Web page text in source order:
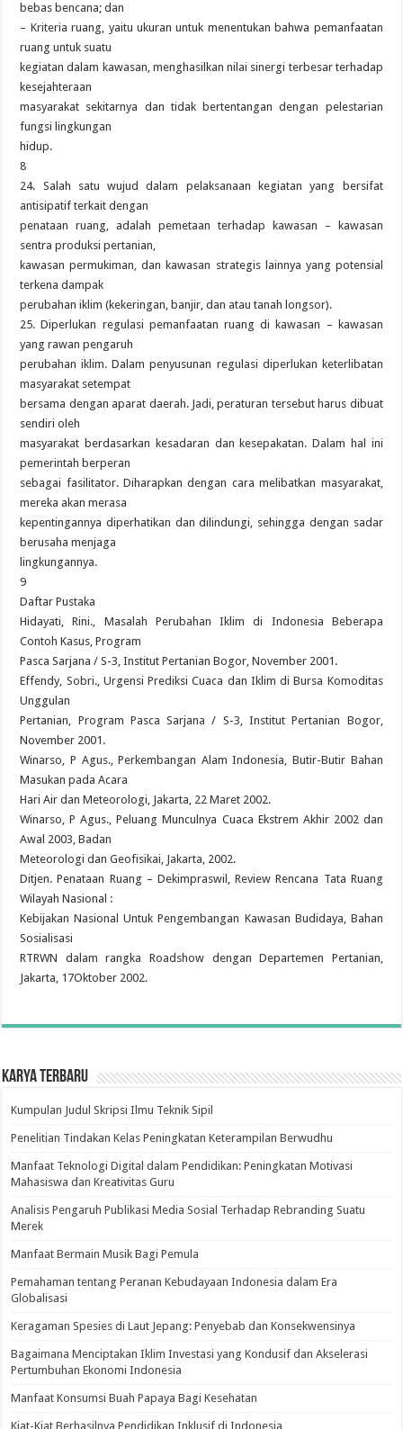
bebas bencana; dan
– Kriteria ruang, yaitu ukuran untuk menentukan bahwa pemanfaatan
ruang untuk suatu
kegiatan dalam kawasan, menghasilkan nilai sinergi terbesar terhadap
kesejahteraan
masyarakat sekitarnya dan tidak bertentangan dengan pelestarian
fungsi lingkungan
hidup.
8
24. Salah satu wujud dalam pelaksanaan kegiatan yang bersifat
antisipatif terkait dengan
penataan ruang, adalah pemetaan terhadap kawasan – kawasan
sentra produksi pertanian,
kawasan permukiman, dan kawasan strategis lainnya yang potensial
terkena dampak
perubahan iklim (kekeringan, banjir, dan atau tanah longsor).
25. Diperlukan regulasi pemanfaatan ruang di kawasan – kawasan
yang rawan pengaruh
perubahan iklim. Dalam penyusunan regulasi diperlukan keterlibatan
masyarakat setempat
bersama dengan aparat daerah. Jadi, peraturan tersebut harus dibuat
sendiri oleh
masyarakat berdasarkan kesadaran dan kesepakatan. Dalam hal ini
pemerintah berperan
sebagai fasilitator. Diharapkan dengan cara melibatkan masyarakat,
mereka akan merasa
kepentingannya diperhatikan dan dilindungi, sehingga dengan sadar
berusaha menjaga
lingkungannya.
9
Daftar Pustaka
Hidayati, Rini., Masalah Perubahan Iklim di Indonesia Beberapa
Contoh Kasus, Program
Pasca Sarjana / S-3, Institut Pertanian Bogor, November 2001.
Effendy, Sobri., Urgensi Prediksi Cuaca dan Iklim di Bursa Komoditas
Unggulan
Pertanian, Program Pasca Sarjana / S-3, Institut Pertanian Bogor,
November 2001.
Winarso, P Agus., Perkembangan Alam Indonesia, Butir-Butir Bahan
Masukan pada Acara
Hari Air dan Meteorologi, Jakarta, 22 Maret 2002.
Winarso, P Agus., Peluang Munculnya Cuaca Ekstrem Akhir 2002 dan
Awal 2003, Badan
Meteorologi dan Geofisikai, Jakarta, 2002.
Ditjen. Penataan Ruang – Dekimpraswil, Review Rencana Tata Ruang
Wilayah Nasional :
Kebijakan Nasional Untuk Pengembangan Kawasan Budidaya, Bahan
Sosialisasi
RTRWN dalam rangka Roadshow dengan Departemen Pertanian,
Jakarta, 17Oktober 2002.
Karya Terbaru
Kumpulan Judul Skripsi Ilmu Teknik Sipil
Penelitian Tindakan Kelas Peningkatan Keterampilan Berwudhu
Manfaat Teknologi Digital dalam Pendidikan: Peningkatan Motivasi
Mahasiswa dan Kreativitas Guru
Analisis Pengaruh Publikasi Media Sosial Terhadap Rebranding Suatu
Merek
Manfaat Bermain Musik Bagi Pemula
Pemahaman tentang Peranan Kebudayaan Indonesia dalam Era
Globalisasi
Keragaman Spesies di Laut Jepang: Penyebab dan Konsekwensinya
Bagaimana Menciptakan Iklim Investasi yang Kondusif dan Akselerasi
Pertumbuhan Ekonomi Indonesia
Manfaat Konsumsi Buah Papaya Bagi Kesehatan
Kiat-Kiat Berhasilnya Pendidikan Inklusif di Indonesia